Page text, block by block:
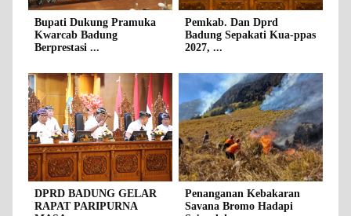
Bupati Dukung Pramuka
Kwarcab Badung
Berprestasi ...
Pemkab. Dan Dprd
Badung Sepakati Kua-ppas
2027, ...
DPRD BADUNG GELAR
RAPAT PARIPURNA
Penanganan Kebakaran
Savana Bromo Hadapi